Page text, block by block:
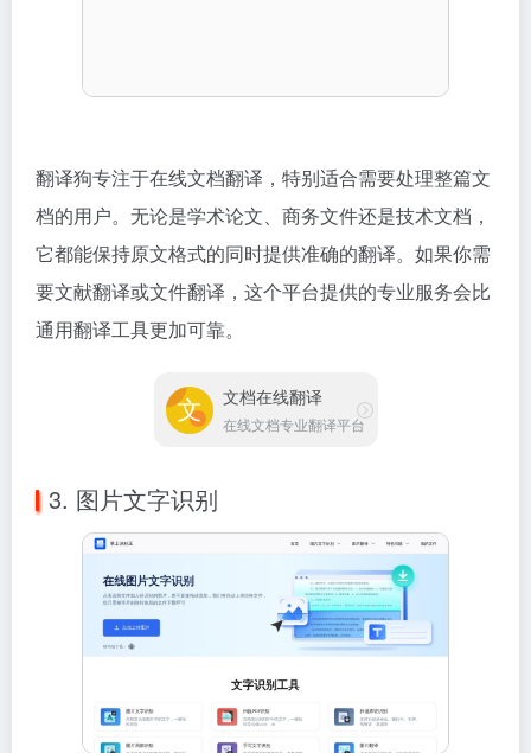
翻译狗专注于在线文档翻译，特别适合需要处理整篇文
档的用户。无论是学术论文、商务文件还是技术文档，
它都能保持原文格式的同时提供准确的翻译。如果你需
要文献翻译或文件翻译，这个平台提供的专业服务会比
通用翻译工具更加可靠。
文档在线翻译
在线文档专业翻译平台
3. 图片文字识别